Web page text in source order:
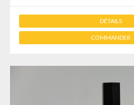
DÉTAILS
COMMANDER